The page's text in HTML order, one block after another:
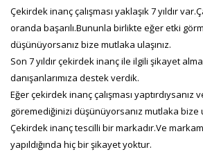
Çekirdek inanç çalışması yaklaşık 7 yıldır
oranda başarılı.Bununla birlikte eğer etki
düşünüyorsanız bize mutlaka ulaşınız.
Son 7 yıldır çekirdek inanç ile ilgili şikayet
danışanlarımıza destek verdik.
Eğer çekirdek inanç çalışması yaptırdıysanız
göremediğinizi düşünüyorsanız mutlaka bize
Çekirdek inanç tescilli bir markadır.Ve
yapıldığında hiç bir şikayet yoktur.